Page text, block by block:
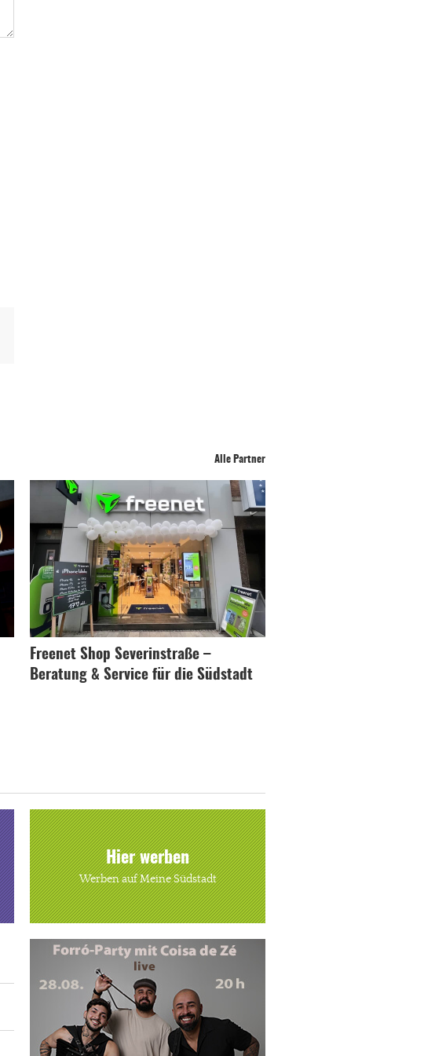
Alle Partner
Freenet Shop Severinstraße –
Beratung & Service für die Südstadt
Hier werben
Werben auf Meine Südstadt